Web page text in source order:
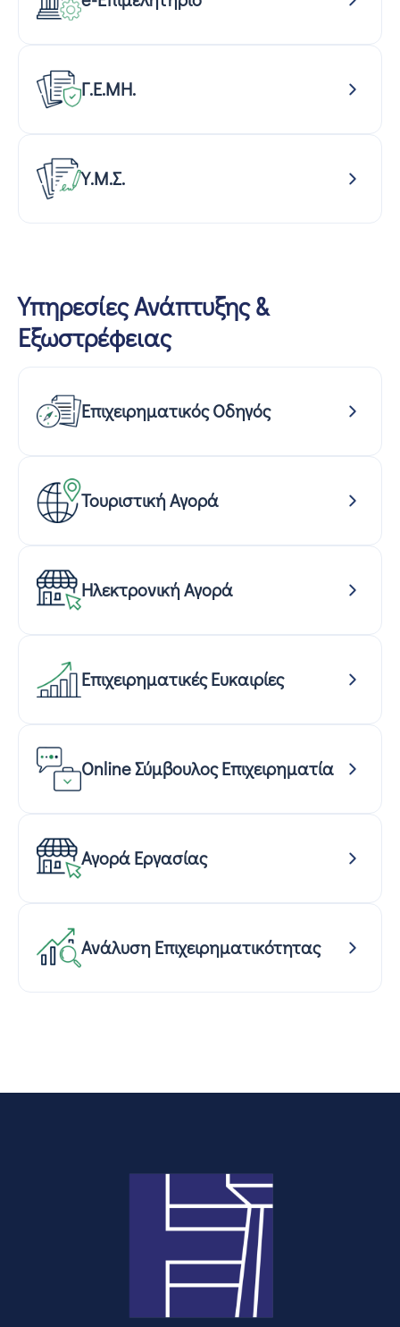
Γ.Ε.ΜΗ.
Υ.Μ.Σ.
Υπηρεσίες Ανάπτυξης &
Εξωστρέφειας
Επιχειρηματικός Οδηγός
Τουριστική Αγορά
Ηλεκτρονική Αγορά
Επιχειρηματικές Ευκαιρίες
Online Σύμβουλος Επιχειρηματία
Αγορά Εργασίας
Ανάλυση Επιχειρηματικότητας